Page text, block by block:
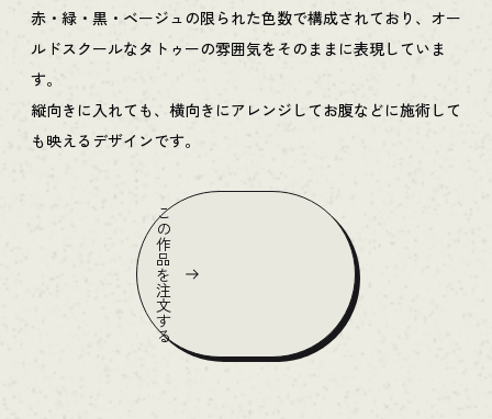
赤・緑・黒・ベージュの限られた色数で構成されており、オー
ルドスクールなタトゥーの雰囲気をそのままに表現していま
す。
縦向きに入れても、横向きにアレンジしてお腹などに施術して
も映えるデザインです。
こ
の
作
品
を
注
文
す
る